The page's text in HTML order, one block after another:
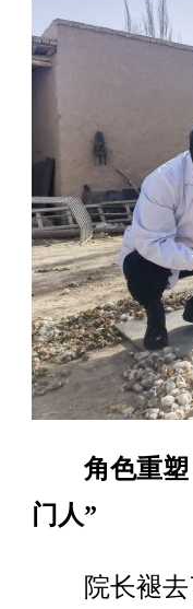
角色重
门人”
院长褪去